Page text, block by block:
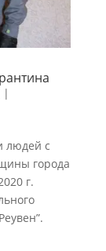
|
людей с
города
г.